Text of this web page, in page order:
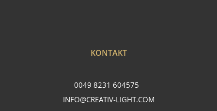
KONTAKT
0049 8231 604575
INFO@CREATIV-LIGHT.COM